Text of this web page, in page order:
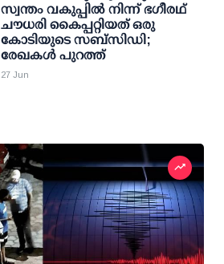
സ്വന്തം വകുപ്പില്‍ നിന്ന് ഭഗീരഥ്
ചൗധരി കൈപ്പറ്റിയത് ഒരു
കോടിയുടെ സബ്സിഡി;
രേഖകള്‍ പുറത്ത്
27 Jun